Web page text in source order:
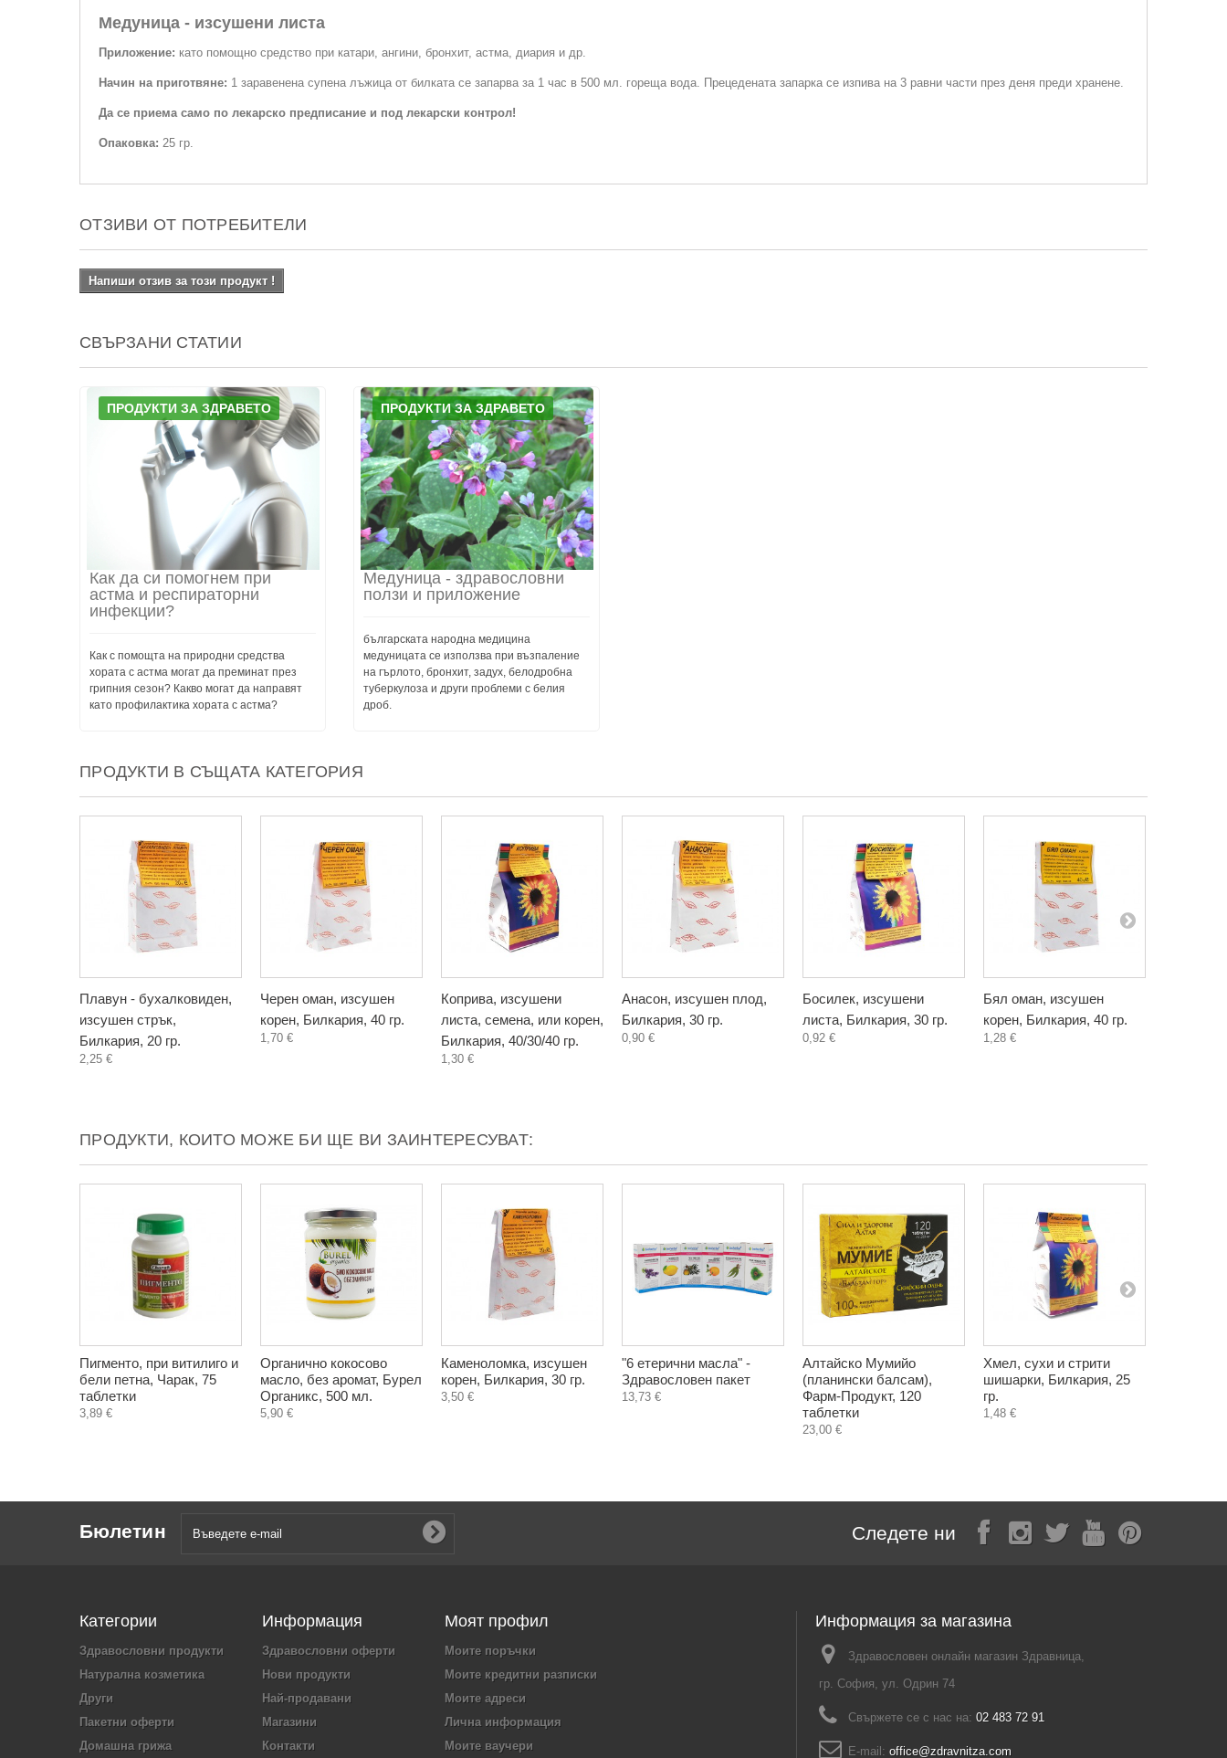
Медуница - изсушени листа
Приложение: като помощно средство при катари, ангини, бронхит, астма, диария и др.
Начин на приготвяне: 1 заравенена супена лъжица от билката се запарва за 1 час в 500 мл. гореща вода. Прецедената запарка се изпива на 3 равни части през деня преди хранене.
Да се приема само по лекарско предписание и под лекарски контрол!
Опаковка: 25 гр.
ОТЗИВИ ОТ ПОТРЕБИТЕЛИ
Напиши отзив за този продукт !
СВЪРЗАНИ СТАТИИ
ПРОДУКТИ ЗА ЗДРАВЕТО
Как да си помогнем при
астма и респираторни
инфекции?
Как с помощта на природни средства
хората с астма могат да преминат през
грипния сезон? Какво могат да направят
като профилактика хората с астма?
ПРОДУКТИ ЗА ЗДРАВЕТО
Медуница - здравословни
ползи и приложение
българската народна медицина
медуницата се използва при възпаление
на гърлото, бронхит, задух, белодробна
туберкулоза и други проблеми с белия
дроб.
ПРОДУКТИ В СЪЩАТА КАТЕГОРИЯ
Плавун - бухалковиден,
изсушен стрък,
Билкария, 20 гр.
2,25 €
Черен оман, изсушен
корен, Билкария, 40 гр.
1,70 €
Коприва, изсушени
листа, семена, или корен,
Билкария, 40/30/40 гр.
1,30 €
Анасон, изсушен плод,
Билкария, 30 гр.
0,90 €
Босилек, изсушени
листа, Билкария, 30 гр.
0,92 €
Бял оман, изсушен
корен, Билкария, 40 гр.
1,28 €
ПРОДУКТИ, КОИТО МОЖЕ БИ ЩЕ ВИ ЗАИНТЕРЕСУВАТ:
Пигменто, при витилиго и
бели петна, Чарак, 75
таблетки
3,89 €
Органично кокосово
масло, без аромат, Бурел
Органикс, 500 мл.
5,90 €
Каменоломка, изсушен
корен, Билкария, 30 гр.
3,50 €
"6 етерични масла" -
Здравословен пакет
13,73 €
Алтайско Мумийо
(планински балсам),
Фарм-Продукт, 120
таблетки
23,00 €
Хмел, сухи и стрити
шишарки, Билкария, 25
гр.
1,48 €
Бюлетин Следете ни
Категории
Здравословни продукти
Натурална козметика
Други
Пакетни оферти
Домашна грижа
Информация
Здравословни оферти
Нови продукти
Най-продавани
Магазини
Контакти
Моят профил
Моите поръчки
Моите кредитни разписки
Моите адреси
Лична информация
Моите ваучери
Информация за магазина
Здравословен онлайн магазин Здравница,
гр. София, ул. Одрин 74
Свържете се с нас на: 02 483 72 91
E-mail: office@zdravnitza.com